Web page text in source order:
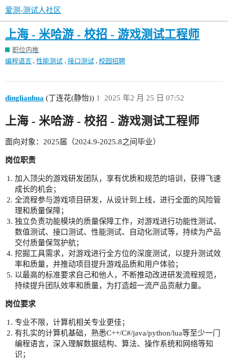
爱测-测试人社区
上海 - 米哈游 - 校招 - 游戏测试工程师
职位内推
编程语言 ,性能测试 接口测试 校园招聘
dinglianhua (丁连花(静怡)) 2025 年2 月 25 日 07:52
1
上海 - 米哈游 - 校招 - 游戏测试工程师
面向对象：2025届（2024.9-2025.8之间毕业）
岗位职责
加入顶尖的游戏研发团队，享有优质和规范的培训，获得飞速
成长的机会；
全流程参与游戏项目研发，从设计到上线，进行全面的风险管
理和质量保障；
独立负责功能模块的质量保障工作，对游戏进行功能性测试、
数值测试、接口测试、性能测试、自动化测试等，持续为产品
交付质量保驾护航；
挖掘工具需求，对游戏进行全方位的深度测试，以提升测试效
率和质量，并推动项目提升游戏品质和用户体验；
以最高的标准要求自己和他人，不断推动改进研发流程规范，
持续提升团队效率和质量，为打造超一流产品贡献力量。
岗位要求
专业不限，计算机相关专业更佳；
有扎实的计算机基础，熟悉C++/C#/java/python/lua等至少一门
编程语言，深入理解数据结构、算法、操作系统和网络等知
识；